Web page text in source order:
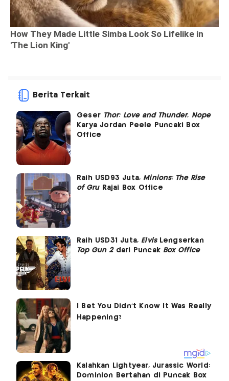
Berita Terkait
Geser Thor: Love and Thunder, Nope
Karya Jordan Peele Puncaki Box
Office
Raih USD93 Juta, Minions: The Rise
of GruRajai Box Office
Raih USD31 Juta, ElvisLengserkan
Top Gun 2dari Puncak Box Office
Kalahkan Lightyear, Jurassic World:
Dominion Bertahan di Puncak Box